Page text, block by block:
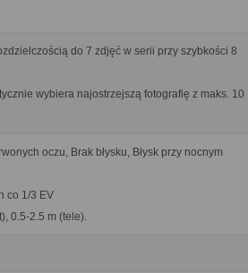
do 7 zdjęć w serii przy szybkości 8
wybiera najostrzejszą fotografię z maks. 10
oczu, Brak błysku, Błysk przy nocnym
co 1/3 EV
0.5-2.5 m (tele).